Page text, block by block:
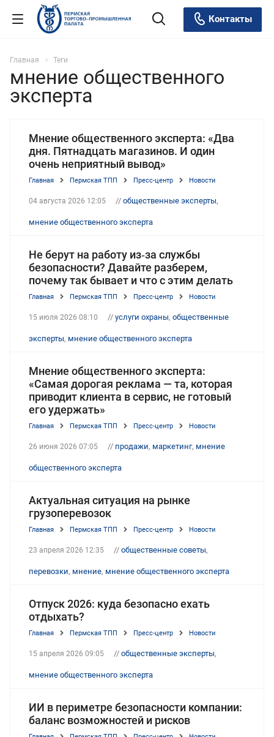
Контакты
Главная Теги
мнение общественного
эксперта
Мнение общественного эксперта: «Два
дня. Пятнадцать магазинов. И один
очень неприятный вывод»
Главная Пермская ТПП Пресс-центр Новости
04 августа 2026 12:05 // общественные эксперты,
мнение общественного эксперта
Не берут на работу из‑за службы
безопасности? Давайте разберем,
почему так бывает и что с этим делать
Главная Пермская ТПП Пресс-центр Новости
15 июля 2026 08:10 // услуги охраны, общественные
эксперты, мнение общественного эксперта
Мнение общественного эксперта:
«Самая дорогая реклама — та, которая
приводит клиента в сервис, не готовый
его удержать»
Главная Пермская ТПП Пресс-центр Новости
26 июня 2026 07:05 // продажи, маркетинг, мнение
общественного эксперта
Актуальная ситуация на рынке
грузоперевозок
Главная Пермская ТПП Пресс-центр Новости
23 апреля 2026 12:35 // общественные советы,
перевозки, мнение, мнение общественного эксперта
Отпуск 2026: куда безопасно ехать
отдыхать?
Главная Пермская ТПП Пресс-центр Новости
15 апреля 2026 09:05 // общественные эксперты,
мнение общественного эксперта
ИИ в периметре безопасности компании:
баланс возможностей и рисков